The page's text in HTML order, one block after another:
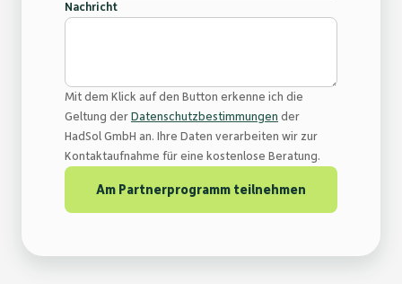
Nachricht
Mit dem Klick auf den Button erkenne ich die
Geltung der Datenschutzbestimmungen der
HadSol GmbH an. Ihre Daten verarbeiten wir zur
Kontaktaufnahme für eine kostenlose Beratung.
Am Partnerprogramm teilnehmen